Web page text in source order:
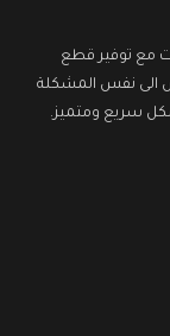
مع توفير قطع
الى نفس المشكلة
سريع ومتميز.